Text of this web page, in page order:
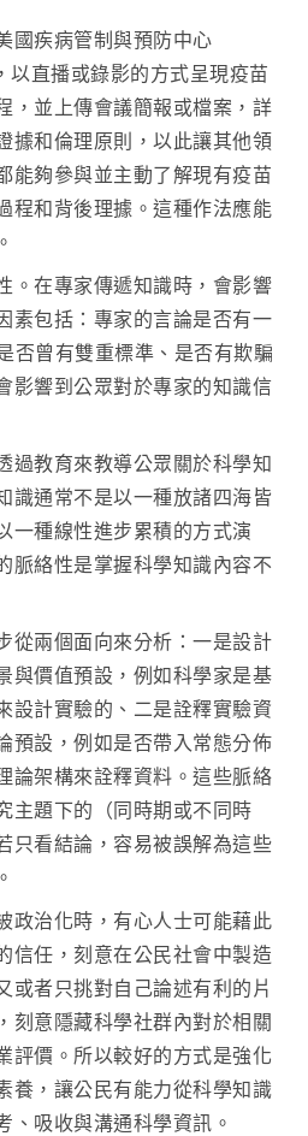
國疾病管制與預防中心
以直播或錄影的方式呈現疫苗
，並上傳會議簡報或檔案，詳
據和倫理原則，以此讓其他領
能夠參與並主動了解現有疫苗
程和背後理據。這種作法應能
。在專家傳遞知識時，會影響
素包括：專家的言論是否有一
否曾有雙重標準、是否有欺騙
影響到公眾對於專家的知識信
過教育來教導公眾關於科學知
識通常不是以一種放諸四海皆
一種線性進步累積的方式演
脈絡性是掌握科學知識內容不
從兩個面向來分析：一是設計
與價值預設，例如科學家是基
設計實驗的、二是詮釋實驗資
預設，例如是否帶入常態分佈
論架構來詮釋資料。這些脈絡
主題下的（同時期或不同時
只看結論，容易被誤解為這些
政治化時，有心人士可能藉此
信任，刻意在公民社會中製造
或者只挑對自己論述有利的片
刻意隱藏科學社群內對於相關
評價。所以較好的方式是強化
養，讓公民有能力從科學知識
、吸收與溝通科學資訊。